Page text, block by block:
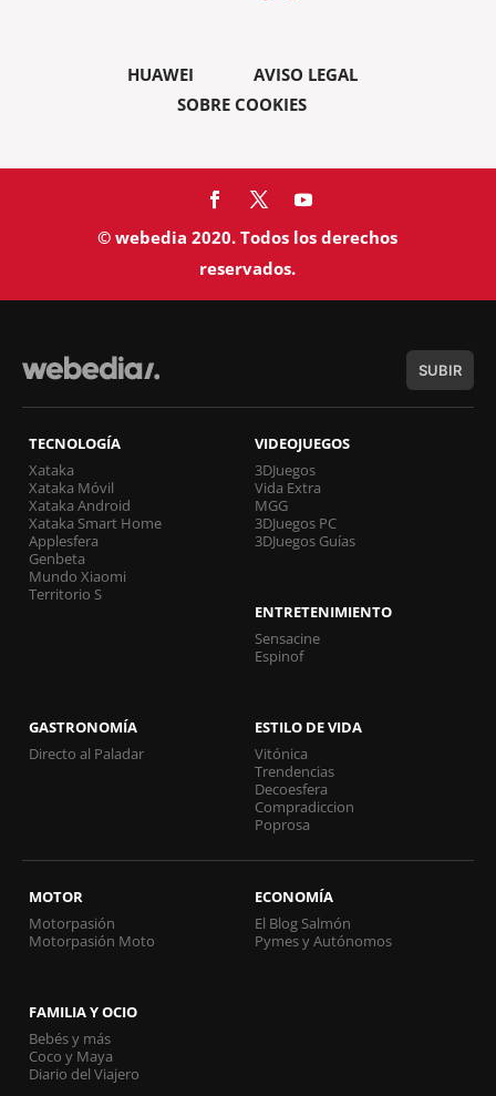
HUAWEI
AVISO LEGAL
SOBRE COOKIES
© webedia 2020. Todos los derechos
reservados.
SUBIR
TECNOLOGÍA
Xataka
Xataka Móvil
Xataka Android
Xataka Smart Home
Applesfera
Genbeta
Mundo Xiaomi
Territorio S
VIDEOJUEGOS
3DJuegos
Vida Extra
MGG
3DJuegos PC
3DJuegos Guías
ENTRETENIMIENTO
Sensacine
Espinof
GASTRONOMÍA
Directo al Paladar
ESTILO DE VIDA
Vitónica
Trendencias
Decoesfera
Compradiccion
Poprosa
MOTOR
Motorpasión
Motorpasión Moto
ECONOMÍA
El Blog Salmón
Pymes y Autónomos
FAMILIA Y OCIO
Bebés y más
Coco y Maya
Diario del Viajero